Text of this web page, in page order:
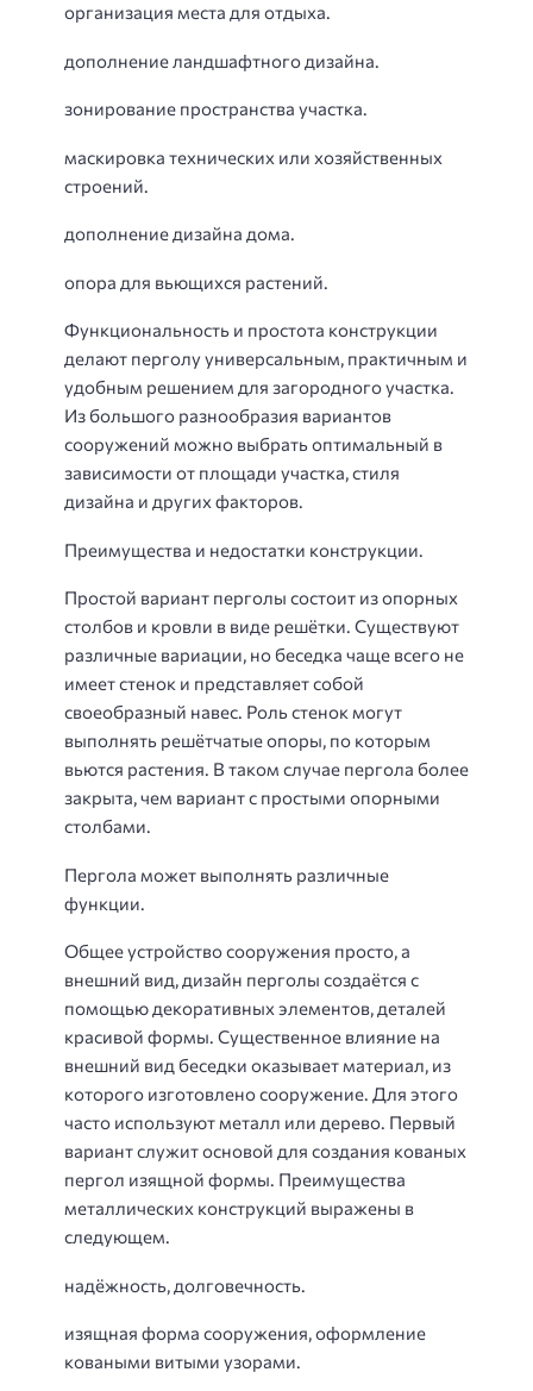
организация места для отдыха.
дополнение ландшафтного дизайна.
зонирование пространства участка.
маскировка технических или хозяйственных
строений.
дополнение дизайна дома.
опора для вьющихся растений.
Функциональность и простота конструкции
делают перголу универсальным, практичным и
удобным решением для загородного участка.
Из большого разнообразия вариантов
сооружений можно выбрать оптимальный в
зависимости от площади участка, стиля
дизайна и других факторов.
Преимущества и недостатки конструкции.
Простой вариант перголы состоит из опорных
столбов и кровли в виде решётки. Существуют
различные вариации, но беседка чаще всего не
имеет стенок и представляет собой
своеобразный навес. Роль стенок могут
выполнять решётчатые опоры, по которым
вьются растения. В таком случае пергола более
закрыта, чем вариант с простыми опорными
столбами.
Пергола может выполнять различные
функции.
Общее устройство сооружения просто, а
внешний вид, дизайн перголы создаётся с
помощью декоративных элементов, деталей
красивой формы. Существенное влияние на
внешний вид беседки оказывает материал, из
которого изготовлено сооружение. Для этого
часто используют металл или дерево. Первый
вариант служит основой для создания кованых
пергол изящной формы. Преимущества
металлических конструкций выражены в
следующем.
надёжность, долговечность.
изящная форма сооружения, оформление
коваными витыми узорами.